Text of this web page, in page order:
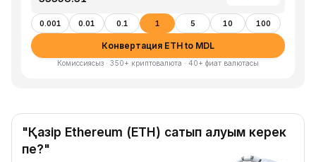
0.001 0.01 0.1 1 5 10 100
Конвертация ETH to MDL
Комиссиясыз · 350+ криптовалюта · 40+ фиат валютасы
"Қазір Ethereum (ETH) сатып алуым керек
пе?"